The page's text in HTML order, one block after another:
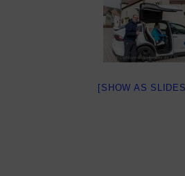
[SHOW AS